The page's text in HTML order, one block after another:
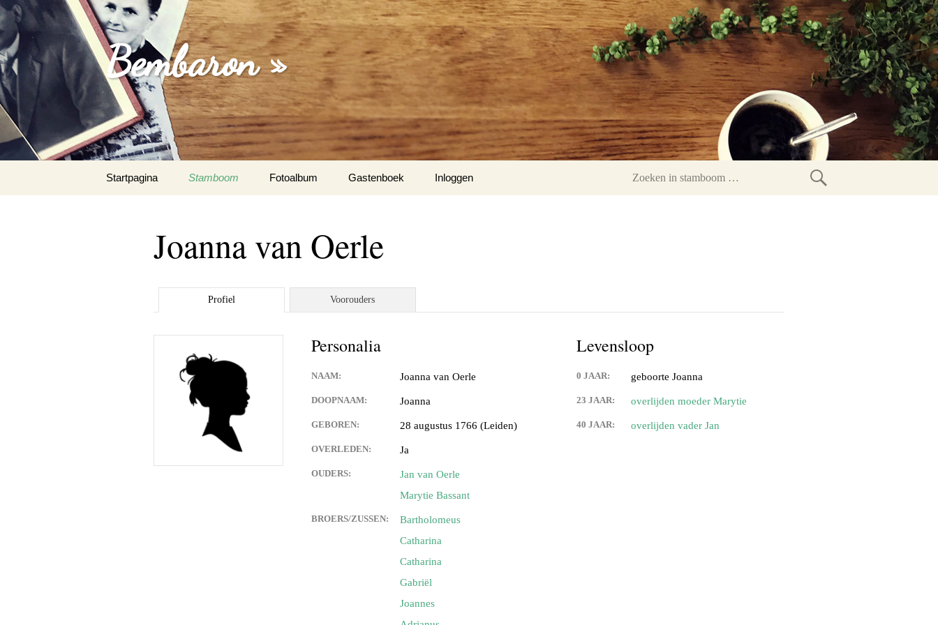
Bembaron »
naar
Startpagina Stamboom Fotoalbum Gastenboek
Inloggen
Zoeken
Joanna van Oerle
Profiel Voorouders
Personalia
NAAM: Joanna van Oerle
DOOPNAAM: Joanna
GEBOREN: 28 augustus 1766 (Leiden)
OVERLEDEN: Ja
OUDERS:
Jan van Oerle
Marytie Bassant
BROERS/ZUSSEN:
Bartholomeus
Catharina
Catharina
Gabriël
Joannes
Levensloop
0 JAAR: geboorte Joanna
23 JAAR: overlijden moeder Marytie
40 JAAR: overlijden vader Jan